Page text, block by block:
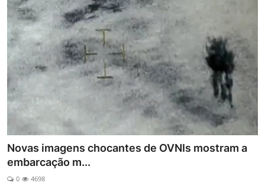
Novas imagens chocantes de OVNIs mostram a
embarcação m...
0 4698